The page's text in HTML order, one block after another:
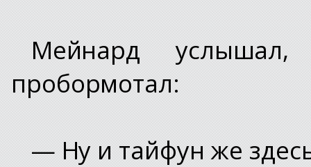
Мейнард
пробормотал:
— Ну и тайфун же